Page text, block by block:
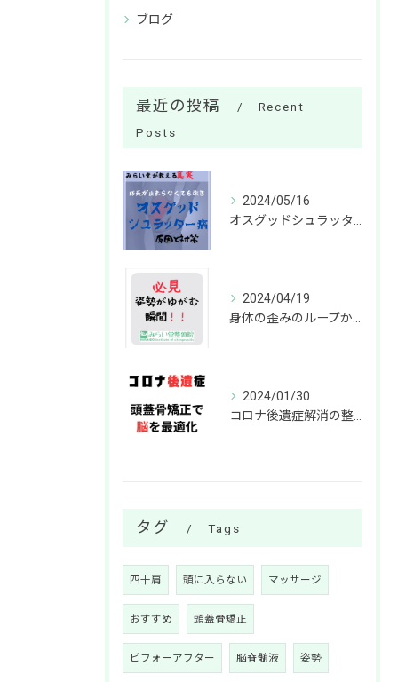
ブログ
最近の投稿
Recent
Posts
2024/05/16
2024/04/19
2024/01/30
タグ Tags
四十肩 頭に入らない マッサージ
おすすめ 頭蓋骨矯正
ビフォーアフター 脳脊髄液 姿勢